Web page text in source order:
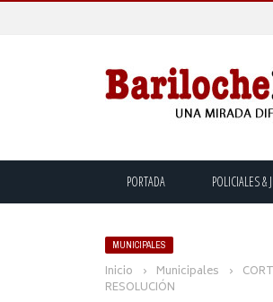
PORTADA POLICIALES &
MUNICIPALES
Inicio › Municipales ›
RESOLUCIÓN